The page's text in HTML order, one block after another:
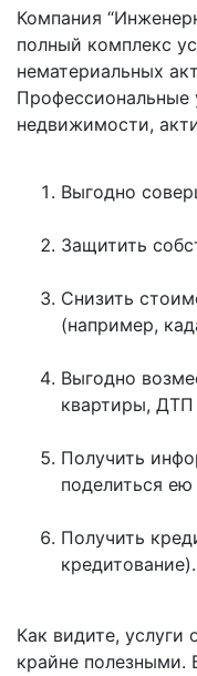
Компания
полный комплекс
нематериальных
Профессиональные
недвижимости,
Выгодно
Защитить
Снизить
(например,
Выгодно
квартиры, ДТП
Получить
поделиться
Получить
кредитование).
Как видите, услуги
крайне полезными.